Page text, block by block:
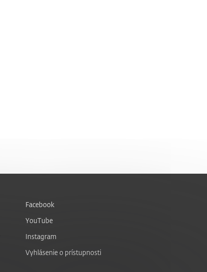
Facebook
YouTube
Instagram
Vyhlásenie o prístupnosti